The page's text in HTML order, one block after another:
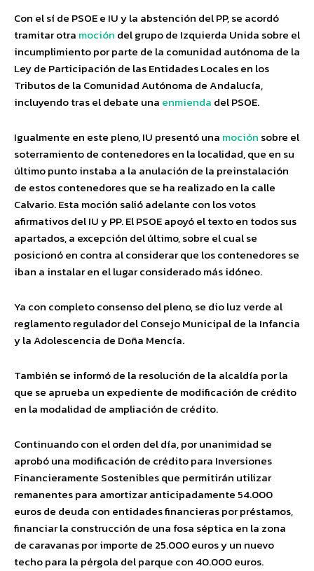
Con el sí de PSOE e IU y la abstención del PP, se acordó
tramitar otra moción del grupo de Izquierda Unida sobre el
incumplimiento por parte de la comunidad autónoma de la
Ley de Participación de las Entidades Locales en los
Tributos de la Comunidad Autónoma de Andalucía,
incluyendo tras el debate una enmienda del PSOE.
Igualmente en este pleno, IU presentó una moción sobre el
soterramiento de contenedores en la localidad, que en su
último punto instaba a la anulación de la preinstalación
de estos contenedores que se ha realizado en la calle
Calvario. Esta moción salió adelante con los votos
afirmativos del IU y PP. El PSOE apoyó el texto en todos sus
apartados, a excepción del último, sobre el cual se
posicionó en contra al considerar que los contenedores se
iban a instalar en el lugar considerado más idóneo.
Ya con completo consenso del pleno, se dio luz verde al
reglamento regulador del Consejo Municipal de la Infancia
y la Adolescencia de Doña Mencía.
También se informó de la resolución de la alcaldía por la
que se aprueba un expediente de modificación de crédito
en la modalidad de ampliación de crédito.
Continuando con el orden del día, por unanimidad se
aprobó una modificación de crédito para Inversiones
Financieramente Sostenibles que permitirán utilizar
remanentes para amortizar anticipadamente 54.000
euros de deuda con entidades financieras por préstamos,
financiar la construcción de una fosa séptica en la zona
de caravanas por importe de 25.000 euros y un nuevo
techo para la pérgola del parque con 40.000 euros.